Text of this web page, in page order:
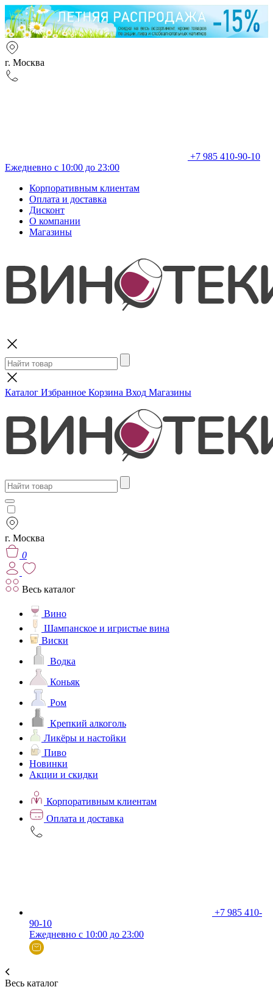
г. Москва
+7 985 410-90-10
Ежедневно с 10:00 до 23:00
Корпоративным клиентам
Оплата и доставка
Дисконт
О компании
Магазины
Каталог Избранное Корзина Вход Магазины
г. Москва
0
Весь каталог
Вино
Шампанское и игристые вина
Виски
Водка
Коньяк
Ром
Крепкий алкоголь
Ликёры и настойки
Пиво
Новинки
Акции и скидки
Корпоративным клиентам
Оплата и доставка
+7 985 410-
90-10
Ежедневно с 10:00 до 23:00
Весь каталог